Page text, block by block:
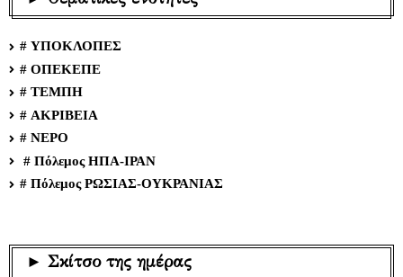
# ΥΠΟΚΛΟΠΕΣ
# ΟΠΕΚΕΠΕ
# ΤΕΜΠΗ
# ΑΚΡΙΒΕΙΑ
# ΝΕΡΟ
# Πόλεμος ΗΠΑ-ΙΡΑΝ
# Πόλεμος ΡΩΣΙΑΣ-ΟΥΚΡΑΝΙΑΣ
► Σκίτσο της ημέρας